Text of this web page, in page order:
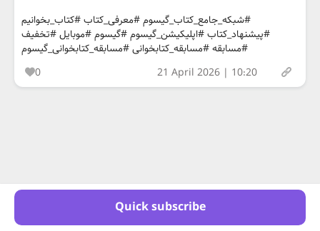
Quick subscribe
#شبکه_جامع_کتاب_گیسوم #معرفی_کتاب #کتاب_بخوانیم
#پیشنهاد_کتاب #اپلیکیشن_گیسوم #گیسوم #موبایل #تخفیف
#مسابقه #مسابقه_کتابخوانی #مسابقه_کتابخوانی_گیسوم
0
21 April 2026 | 10:20